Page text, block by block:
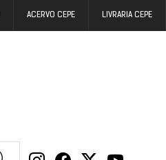
ACERVO CEPE LIVRARIA CEPE